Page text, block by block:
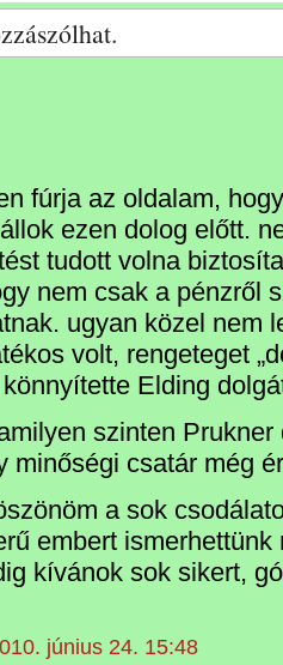
fúrja az oldalam,
ezen dolog előtt.
tudott volna
nem csak a pénzről
ugyan közel nem
volt, rengeteget
Elding
szinten
minőségi csatár még
a sok
embert ismerhettünk
kívánok sok sikert,
június 24. 15:48